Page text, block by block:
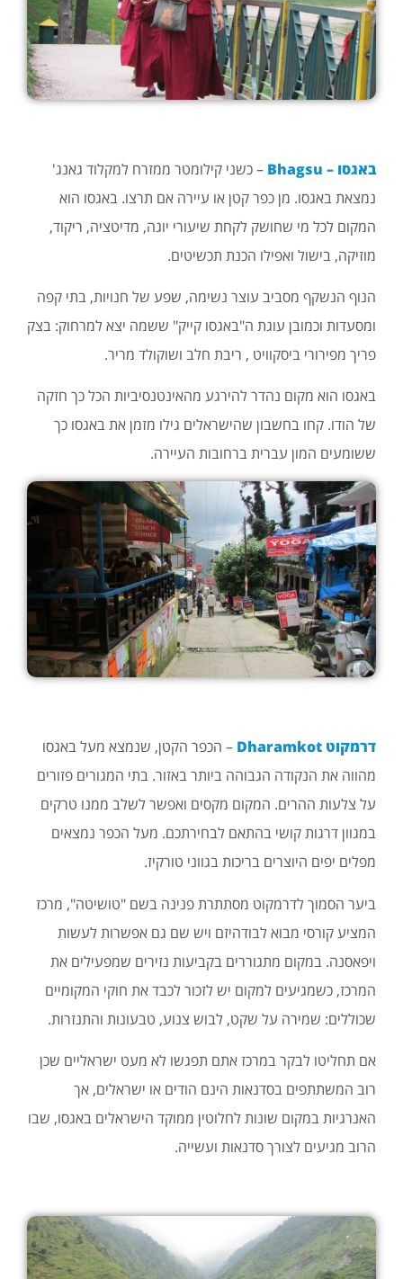
באגסו – Bhagsu
– כשני קילומטר ממזרח למקלוד גאנג'
נמצאת באגסו. מן כפר קטן או עיירה אם תרצו. באגסו הוא
המקום לכל מי שחושק לקחת שיעורי יוגה, מדיטציה, ריקוד,
מוזיקה, בישול ואפילו הכנת תכשיטים.
הנוף הנשקף מסביב עוצר נשימה, שפע של חנויות, בתי קפה
ומסעדות וכמובן עוגת ה"באגסו קייק" ששמה יצא למרחוק: בצק
פריך מפירורי ביסקוויט , ריבת חלב ושוקולד מריר.
באגסו הוא מקום נהדר להירגע מהאינטנסיביות הכל כך חזקה
של הודו. קחו בחשבון שהישראלים גילו מזמן את באגסו כך
ששומעים המון עברית ברחובות העיירה.
דרמקוט Dharamkot
– הכפר הקטן, שנמצא מעל באגסו
מהווה את הנקודה הגבוהה ביותר באזור. בתי המגורים פזורים
על צלעות ההרים. המקום מקסים ואפשר לשלב ממנו טרקים
במגוון דרגות קושי בהתאם לבחירתכם. מעל הכפר נמצאים
מפלים יפים היוצרים בריכות בגווני טורקיז.
ביער הסמוך לדרמקוט מסתתרת פנינה בשם "טושיטה", מרכז
המציע קורסי מבוא לבודהיזם ויש שם גם אפשרות לעשות
ויפאסנה. במקום מתגוררים בקביעות נזירים שמפעילים את
המרכז, כשמגיעים למקום יש לזכור לכבד את חוקי המקומיים
שכוללים: שמירה על שקט, לבוש צנוע, טבעונות והתנזרות.
אם תחליטו לבקר במרכז אתם תפגשו לא מעט ישראליים שכן
רוב המשתתפים בסדנאות הינם הודים או ישראלים, אך
האנרגיות במקום שונות לחלוטין ממוקד הישראלים באגסו, שבו
הרוב מגיעים לצורך סדנאות ועשייה.